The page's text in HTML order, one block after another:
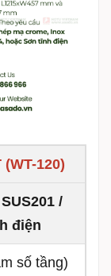
120)
/
điện
số tầng)